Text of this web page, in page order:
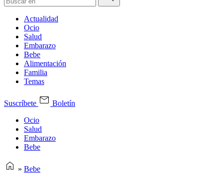
Actualidad
Ocio
Salud
Embarazo
Bebe
Alimentación
Familia
Temas
Suscríbete
Boletín
Ocio
Salud
Embarazo
Bebe
» Bebe